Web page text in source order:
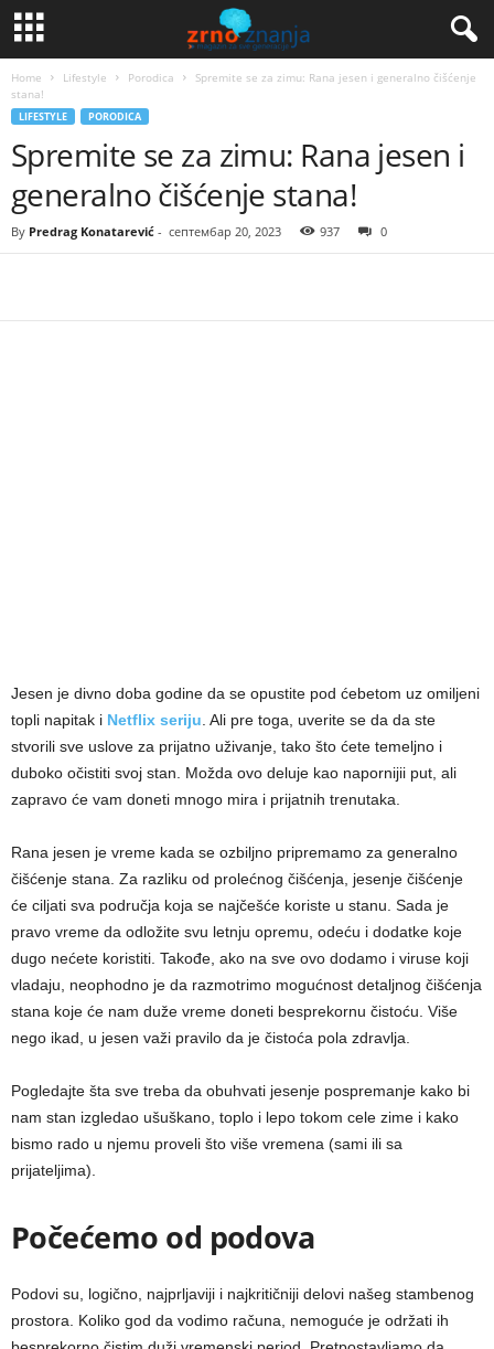
Home Lifestyle Porodica
Spremite se za zimu: Rana jesen i generalno čišćenje
stana!
LIFESTYLE PORODICA
Spremite se za zimu: Rana jesen i
generalno čišćenje stana!
By Predrag Konatarević - септембар 20, 2023 937 0
Jesen je divno doba godine da se opustite pod ćebetom uz omiljeni
topli napitak i Netflix seriju . Ali pre toga, uverite se da da ste
stvorili sve uslove za prijatno uživanje, tako što ćete temeljno i
duboko očistiti svoj stan. Možda ovo deluje kao napornijii put, ali
zapravo će vam doneti mnogo mira i prijatnih trenutaka.
Rana jesen je vreme kada se ozbiljno pripremamo za generalno
čišćenje stana. Za razliku od prolećnog čišćenja, jesenje čišćenje
će ciljati sva područja koja se najčešće koriste u stanu. Sada je
pravo vreme da odložite svu letnju opremu, odeću i dodatke koje
dugo nećete koristiti. Takođe, ako na sve ovo dodamo i viruse koji
vladaju, neophodno je da razmotrimo mogućnost detaljnog čišćenja
stana koje će nam duže vreme doneti besprekornu čistoću. Više
nego ikad, u jesen važi pravilo da je čistoća pola zdravlja.
Pogledajte šta sve treba da obuhvati jesenje pospremanje kako bi
nam stan izgledao ušuškano, toplo i lepo tokom cele zime i kako
bismo rado u njemu proveli što više vremena (sami ili sa
prijateljima).
Počećemo od podova
Podovi su, logično, najprljaviji i najkritičniji delovi našeg stambenog
prostora. Koliko god da vodimo računa, nemoguće je održati ih